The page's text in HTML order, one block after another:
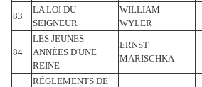
83
LA LOI DU
SEIGNEUR
WILLIAM
WYLER
84
LES JEUNES
ANNÉES D'UNE
REINE
ERNST
MARISCHKA
RÈGLEMENTS DE